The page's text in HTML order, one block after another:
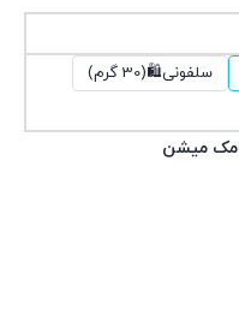
سلفونی🛍(30 گرم)
میشن